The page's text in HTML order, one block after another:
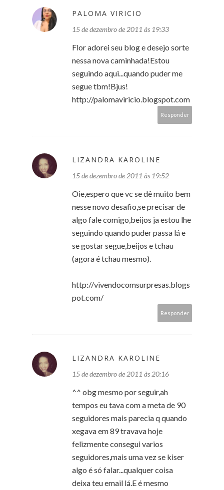
PALOMA VIRICIO
15 de dezembro de 2011 às 19:33
Flor adorei seu blog e desejo sorte
nessa nova caminhada!Estou
seguindo aqui...quando puder me
segue tbm!Bjus!
http://palomaviricio.blogspot.com
Responder
LIZANDRA KAROLINE
15 de dezembro de 2011 às 19:52
Oie,espero que vc se dê muito bem
nesse novo desafio,se precisar de
algo fale comigo,beijos ja estou lhe
seguindo quando puder passa lá e
se gostar segue,beijos e tchau
(agora é tchau mesmo).
http://vivendocomsurpresas.blogs
pot.com/
Responder
LIZANDRA KAROLINE
15 de dezembro de 2011 às 20:16
^^ obg mesmo por seguir,ah
tempos eu tava com a meta de 90
seguidores mais parecia q quando
xegava em 89 travava hoje
felizmente consegui varios
seguidores,mais uma vez se kiser
algo é só falar...qualquer coisa
deixa teu email lá.E é mesmo